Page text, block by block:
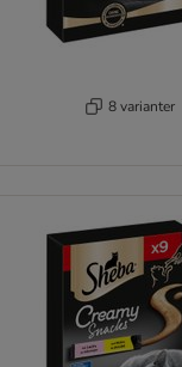
8 varianter